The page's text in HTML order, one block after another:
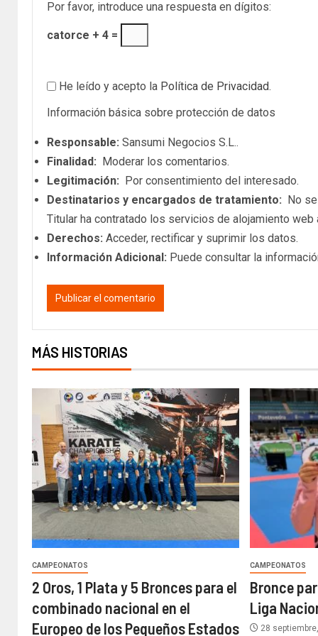
Por favor, introduce una respuesta en dígitos:
catorce + 4 =
He leído y acepto la Política de Privacidad.
Información básica sobre protección de datos
Responsable: Sansumi Negocios S.L..
Finalidad: Moderar los comentarios.
Legitimación: Por consentimiento del interesado.
Destinatarios y encargados de tratamiento: No
Titular ha contratado los servicios de alojamiento
Derechos: Acceder, rectificar y suprimir los datos.
Información Adicional: Puede consultar la
MÁS HISTORIAS
CAMPEONATOS
2 Oros, 1 Plata y 5 Bronces para el
combinado nacional en el
Europeo de los Pequeños Estados
CAMPEONATOS
Bronce
Liga
28